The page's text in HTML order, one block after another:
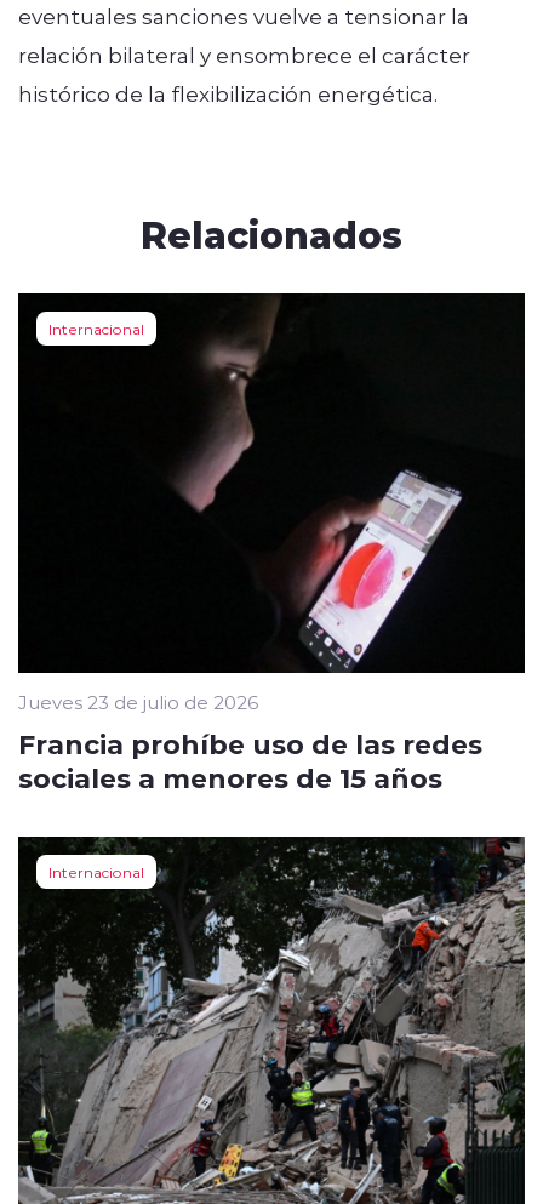
eventuales sanciones vuelve a tensionar la
relación bilateral y ensombrece el carácter
histórico de la flexibilización energética.
Relacionados
Internacional
Jueves 23 de julio de 2026
Francia prohíbe uso de las redes
sociales a menores de 15 años
Internacional